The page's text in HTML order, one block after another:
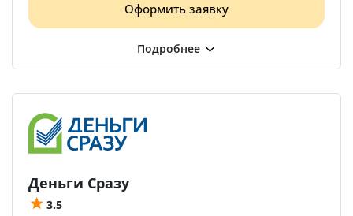
Оформить заявку
Деньги Сразу
3.5